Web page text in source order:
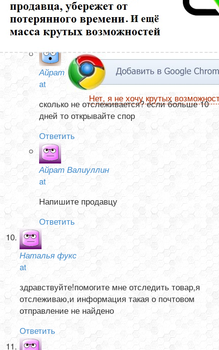
ни в Китае, не а России. Посылка от 13 ноября. Как
узнать она отправлена или нет?
Ответить
Айрат Валиуллин
at
cколько не отслеживается? если больше 10
дней то открывайте спор
Ответить
Айрат Валиуллин
at
Напишите продавцу
Ответить
Наталья фукс
at
здравствуйте!помогите мне отследить товар,я
отслеживаю,и информация такая о почтовом
отправление не найдено
Ответить
Нет, я не хочу крутых